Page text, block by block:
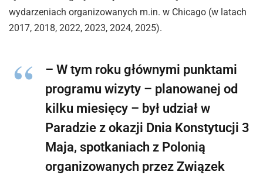
wydarzeniach organizowanych m.in. w Chicago (w latach
2017, 2018, 2022, 2023, 2024, 2025).
– W tym roku głównymi punktami
programu wizyty – planowanej od
kilku miesięcy – był udział w
Paradzie z okazji Dnia Konstytucji 3
Maja, spotkaniach z Polonią
organizowanych przez Związek